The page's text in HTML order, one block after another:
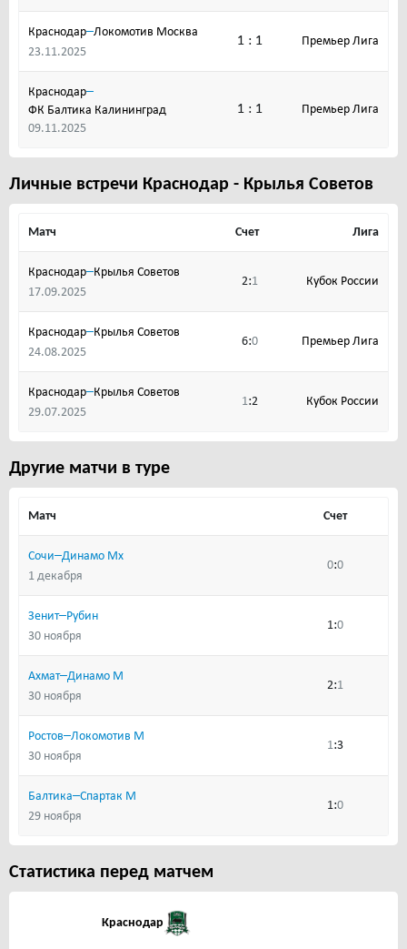
Краснодар–Локомотив Москва
23.11.2025
1 : 1 Премьер Лига
Краснодар–
ФК Балтика Калининград
09.11.2025
1 : 1 Премьер Лига
Личные встречи Краснодар - Крылья Советов
Матч Счет Лига
Краснодар–Крылья Советов
17.09.2025
2:1 Кубок России
Краснодар–Крылья Советов
24.08.2025
6:0 Премьер Лига
Краснодар–Крылья Советов
29.07.2025
1:2 Кубок России
Другие матчи в туре
Матч Счет
Сочи–Динамо Мх
1 декабря
0:0
Зенит–Рубин
30 ноября
1:0
Ахмат–Динамо М
30 ноября
2:1
Ростов–Локомотив М
30 ноября
1:3
Балтика–Спартак М
29 ноября
1:0
Статистика перед матчем
Краснодар